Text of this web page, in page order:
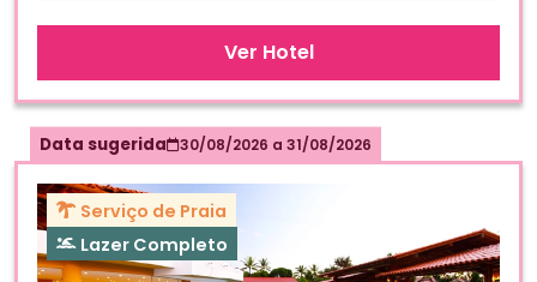
Ver Hotel
Data sugerida 30/08/2026 a 31/08/2026
Serviço de Praia
Lazer Completo